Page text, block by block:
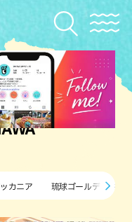
カニア 琉球ゴールデンキン